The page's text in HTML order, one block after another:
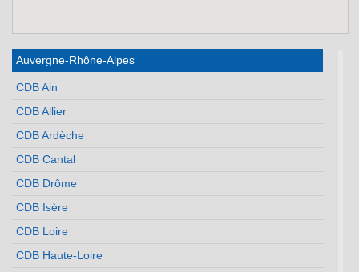
Auvergne-Rhône-Alpes
CDB Ain
CDB Allier
CDB Ardèche
CDB Cantal
CDB Drôme
CDB Isère
CDB Loire
CDB Haute-Loire